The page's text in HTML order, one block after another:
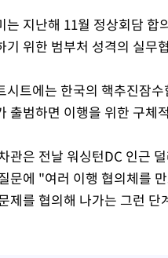
는 지난해 11월 정상회담 합
기 위한 범부처 성격의 실무
시트에는 한국의 핵추진잠
출범하면 이행을 위한 구체
관은 전날 워싱턴DC 인근
문에 "여러 이행 협의체를
제를 협의해 나가는 그런 단